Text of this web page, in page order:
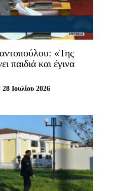
«Της
παιδιά και έγινα
28 Ιουλίου 2026